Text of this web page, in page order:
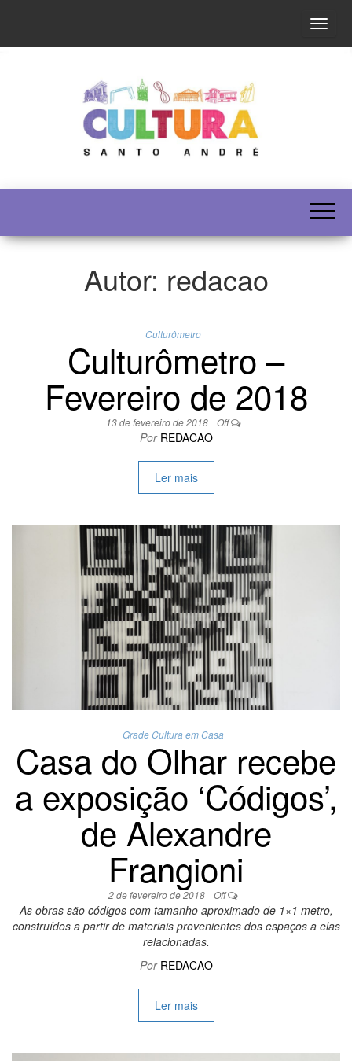
SECULT
Autor: redacao
Culturômetro
Culturômetro –
Fevereiro de 2018
13 de fevereiro de 2018 Off
Por REDACAO
Ler mais
Grade Cultura em Casa
Casa do Olhar recebe
a exposição ‘Códigos’,
de Alexandre
Frangioni
2 de fevereiro de 2018 Off
As obras são códigos com tamanho aproximado de 1×1 metro,
construídos a partir de materiais provenientes dos espaços a elas
relacionadas.
Por REDACAO
Ler mais